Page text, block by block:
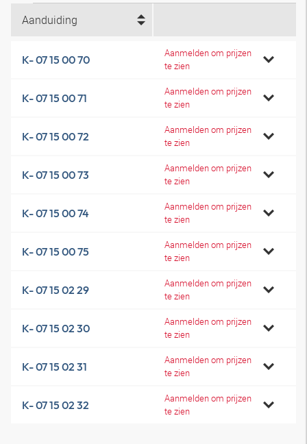
Aanduiding
K- 07 15 00 70
Aanmelden om prijzen
te zien
K- 07 15 00 71
Aanmelden om prijzen
te zien
K- 07 15 00 72
Aanmelden om prijzen
te zien
K- 07 15 00 73
Aanmelden om prijzen
te zien
K- 07 15 00 74
Aanmelden om prijzen
te zien
K- 07 15 00 75
Aanmelden om prijzen
te zien
K- 07 15 02 29
Aanmelden om prijzen
te zien
K- 07 15 02 30
Aanmelden om prijzen
te zien
K- 07 15 02 31
Aanmelden om prijzen
te zien
K- 07 15 02 32
Aanmelden om prijzen
te zien